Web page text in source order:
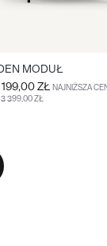
MODUŁ
199,00 ZŁ NAJNIŻSZA
3 399,00 ZŁ